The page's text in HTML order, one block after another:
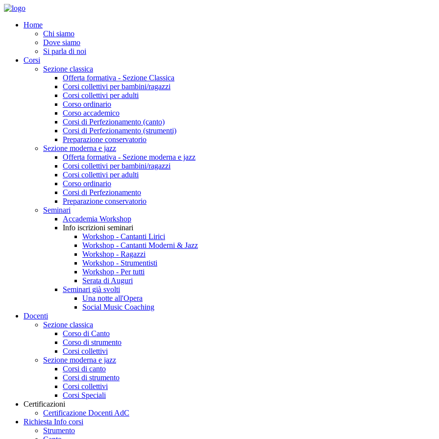
Home
Chi siamo
Dove siamo
Si parla di noi
Corsi
Sezione classica
Offerta formativa - Sezione Classica
Corsi collettivi per bambini/ragazzi
Corsi collettivi per adulti
Corso ordinario
Corso accademico
Corsi di Perfezionamento (canto)
Corsi di Perfezionamento (strumenti)
Preparazione conservatorio
Sezione moderna e jazz
Offerta formativa - Sezione moderna e jazz
Corsi collettivi per bambini/ragazzi
Corsi collettivi per adulti
Corso ordinario
Corsi di Perfezionamento
Preparazione conservatorio
Seminari
Accademia Workshop
Info iscrizioni seminari
Workshop - Cantanti Lirici
Workshop - Cantanti Moderni & Jazz
Workshop - Ragazzi
Workshop - Strumentisti
Workshop - Per tutti
Serata di Auguri
Seminari già svolti
Una notte all'Opera
Social Music Coaching
Docenti
Sezione classica
Corso di Canto
Corso di strumento
Corsi collettivi
Sezione moderna e jazz
Corsi di canto
Corsi di strumento
Corsi collettivi
Corsi Speciali
Certificazioni
Certificazione Docenti AdC
Richiesta Info corsi
Strumento